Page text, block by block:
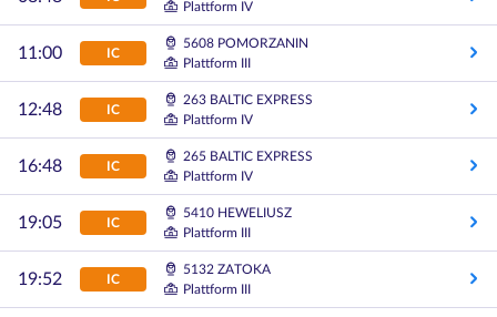
Plattform IV
11:00 IC
5608 POMORZANIN
Plattform III
12:48 IC
263 BALTIC EXPRESS
Plattform IV
16:48 IC
265 BALTIC EXPRESS
Plattform IV
19:05 IC
5410 HEWELIUSZ
Plattform III
19:52 IC
5132 ZATOKA
Plattform III